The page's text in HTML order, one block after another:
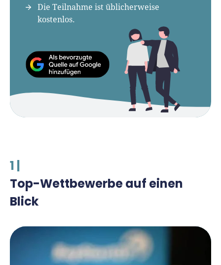
Die Teilnahme ist üblicherweise
kostenlos.
1 |
Top-Wettbewerbe auf einen
Blick